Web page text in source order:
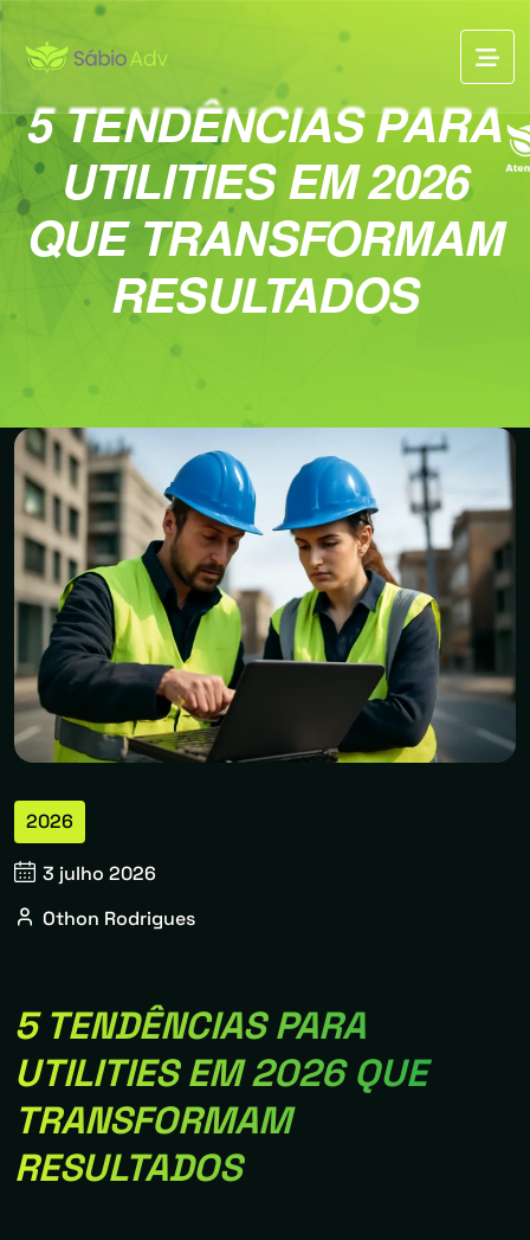
5 TENDÊNCIAS PARA
UTILITIES EM 2026
QUE TRANSFORMAM
RESULTADOS
2026
3 julho 2026
Othon Rodrigues
5 TENDÊNCIAS PARA
UTILITIES EM 2026 QUE
TRANSFORMAM
RESULTADOS